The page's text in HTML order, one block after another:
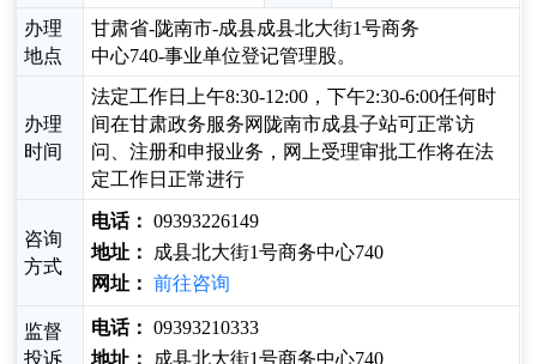
办理
地点
甘肃省-陇南市-成县成县北大街1号商务
中心740-事业单位登记管理股。
办理
时间
法定工作日上午8:30-12:00，下午2:30-6:00任何时
间在甘肃政务服务网陇南市成县子站可正常访
问、注册和申报业务，网上受理审批工作将在法
定工作日正常进行
咨询
方式
电话： 09393226149
地址：
成县北大街1号商务中心740
网址： 前往咨询
监督
投诉
电话： 09393210333
地址：
成县北大街1号商务中心740